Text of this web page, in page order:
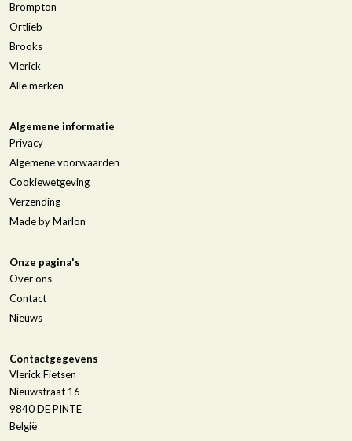
Brompton
Ortlieb
Brooks
Vlerick
Alle merken
Algemene informatie
Privacy
Algemene voorwaarden
Cookiewetgeving
Verzending
Made by Marlon
Onze pagina's
Over ons
Contact
Nieuws
Contactgegevens
Vlerick Fietsen
Nieuwstraat 16
9840DE PINTE
België